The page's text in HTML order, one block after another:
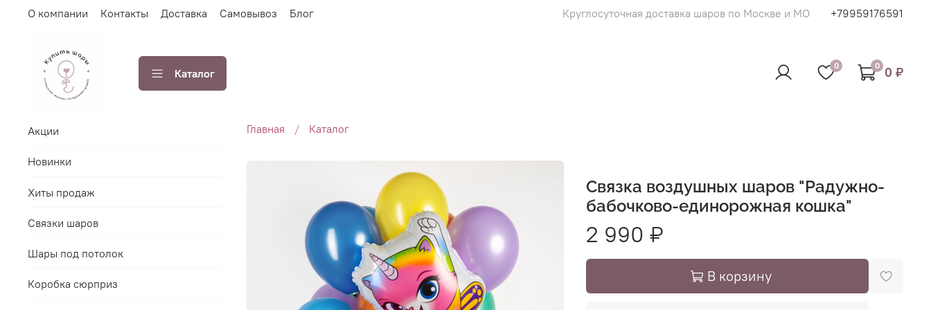
О компании Контакты Доставка Самовывоз Блог Круглосуточная доставка шаров по Москве и МО +79959176591
Каталог
0 0 0 ₽
Главная Каталог
Связка воздушных шаров "Радужно-
бабочково-единорожная кошка"
2 990 ₽
В корзину
Акции
Новинки
Хиты продаж
Связки шаров
Шары под потолок
Коробка сюрприз